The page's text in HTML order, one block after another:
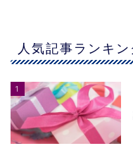
人気記事ランキン
1